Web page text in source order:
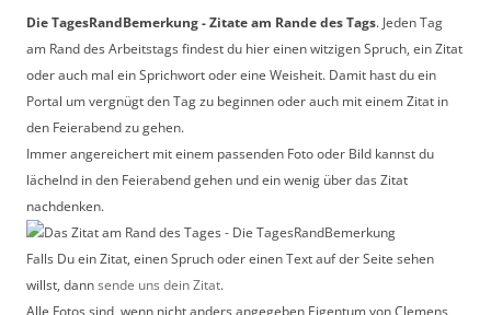
Die TagesRandBemerkung - Zitate am Rande des Tags. Jeden Tag
am Rand des Arbeitstags findest du hier einen witzigen Spruch, ein Zitat
oder auch mal ein Sprichwort oder eine Weisheit. Damit hast du ein
Portal um vergnügt den Tag zu beginnen oder auch mit einem Zitat in
den Feierabend zu gehen.
Immer angereichert mit einem passenden Foto oder Bild kannst du
lächelnd in den Feierabend gehen und ein wenig über das Zitat
nachdenken.
Falls Du ein Zitat, einen Spruch oder einen Text auf der Seite sehen
willst, dannsende uns dein Zitat.